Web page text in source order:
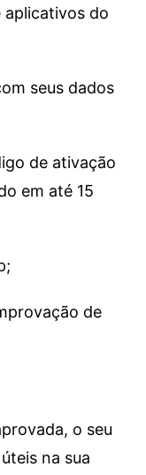
aplicativos do
seus dados
de ativação
em até 15
de
o seu
na sua